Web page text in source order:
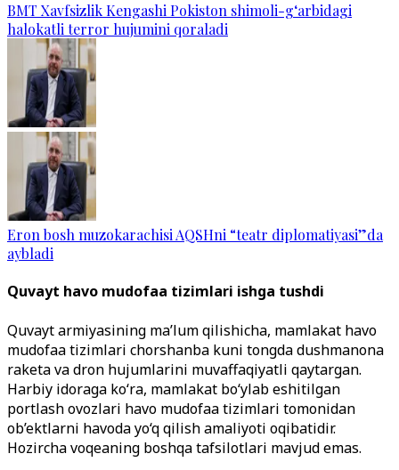
BMT Xavfsizlik Kengashi Pokiston shimoli-g‘arbidagi
halokatli terror hujumini qoraladi
Eron bosh muzokarachisi AQSHni “teatr diplomatiyasi”da
aybladi
Quvayt havo mudofaa tizimlari ishga tushdi
Quvayt armiyasining ma’lum qilishicha, mamlakat havo
mudofaa tizimlari chorshanba kuni tongda dushmanona
raketa va dron hujumlarini muvaffaqiyatli qaytargan.
Harbiy idoraga ko‘ra, mamlakat bo‘ylab eshitilgan
portlash ovozlari havo mudofaa tizimlari tomonidan
ob’ektlarni havoda yo‘q qilish amaliyoti oqibatidir.
Hozircha voqeaning boshqa tafsilotlari mavjud emas.